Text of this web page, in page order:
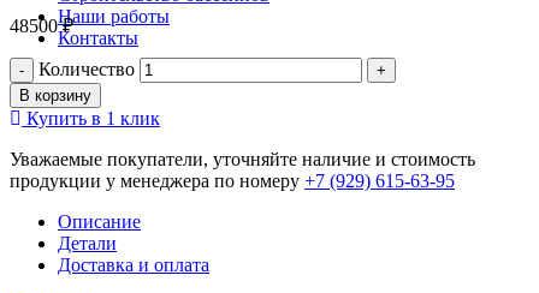
Наши работы
Контакты
48500₽
Количество
В корзину
Купить в 1 клик
Уважаемые покупатели, уточняйте наличие и стоимость
продукции у менеджера по номеру +7 (929) 615-63-95
Описание
Детали
Доставка и оплата